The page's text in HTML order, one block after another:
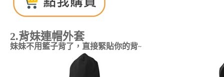
2.背妹連帽外套
妹妹不用籃子背了，直接緊貼你的背~